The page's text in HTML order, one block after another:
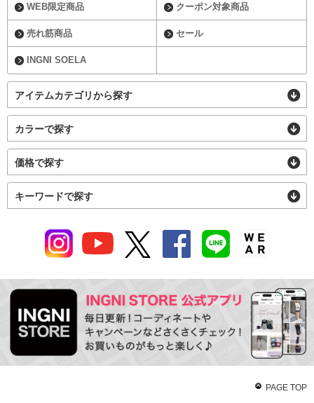
WEB限定商品 クーポン対象商品
売れ筋商品 セール
INGNI SOELA
アイテムカテゴリから探す
カラーで探す
価格で探す
キーワードで探す
PAGE TOP